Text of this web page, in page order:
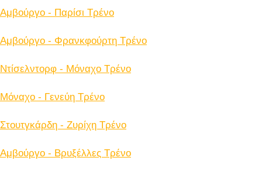
Αμβούργο - Παρίσι Tρένο
Αμβούργο - Φρανκφούρτη Tρένο
Ντίσελντορφ - Μόναχο Tρένο
Μόναχο - Γενεύη Tρένο
Στουτγκάρδη - Ζυρίχη Tρένο
Αμβούργο - Βρυξέλλες Tρένο